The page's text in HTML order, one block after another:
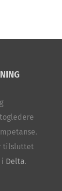
tilsluttet
Delta.